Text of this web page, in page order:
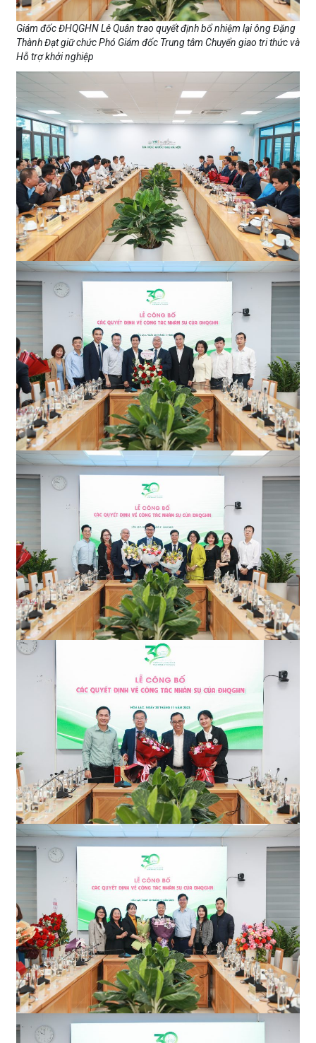
Giám đốc ĐHQGHN Lê Quân trao quyết định bổ nhiệm lại ông Đặng
Thành Đạt giữ chức Phó Giám đốc Trung tâm Chuyển giao tri thức và
Hỗ trợ khởi nghiệp